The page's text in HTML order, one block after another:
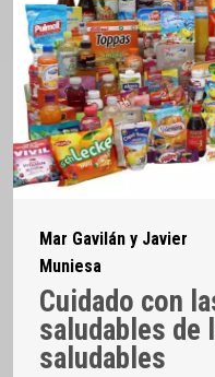
Mar Gavilán y Javier
Muniesa
Cuidado con
saludables de
saludables